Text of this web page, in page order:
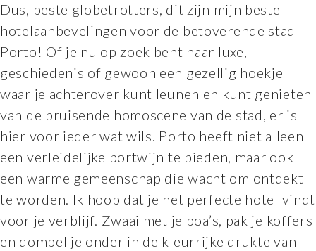
Dus, beste globetrotters, dit zijn mijn beste
hotelaanbevelingen voor de betoverende stad
Porto! Of je nu op zoek bent naar luxe,
geschiedenis of gewoon een gezellig hoekje
waar je achterover kunt leunen en kunt genieten
van de bruisende homoscene van de stad, er is
hier voor ieder wat wils. Porto heeft niet alleen
een verleidelijke portwijn te bieden, maar ook
een warme gemeenschap die wacht om ontdekt
te worden. Ik hoop dat je het perfecte hotel vindt
voor je verblijf. Zwaai met je boa’s, pak je koffers
en dompel je onder in de kleurrijke drukte van